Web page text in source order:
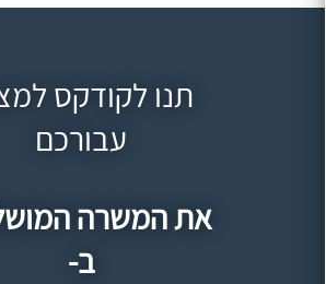
תנו לקודקס
עבורכם
את המשרה
ב-